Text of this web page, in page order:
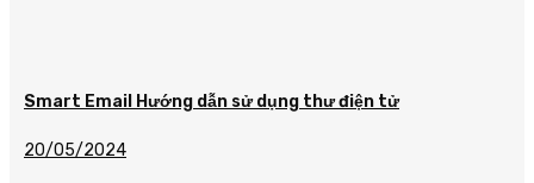
Smart Email Hướng dẫn sử dụng thư điện tử
20/05/2024